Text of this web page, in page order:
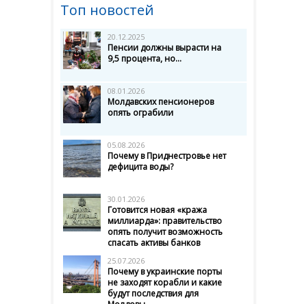
Топ новостей
20.12.2025
Пенсии должны вырасти на
9,5 процента, но...
08.01.2026
Молдавских пенсионеров
опять ограбили
05.08.2026
Почему в Приднестровье нет
дефицита воды?
30.01.2026
Готовится новая «кража
миллиарда»: правительство
опять получит возможность
спасать активы банков
25.07.2026
Почему в украинские порты
не заходят корабли и какие
будут последствия для